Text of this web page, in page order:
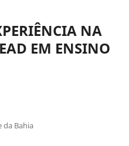
NA
EM ENSINO
da Bahia